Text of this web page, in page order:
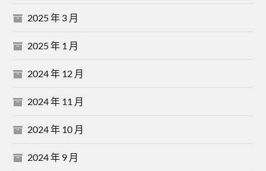
2025 年 3 月
2025 年 1 月
2024 年 12 月
2024 年 11 月
2024 年 10 月
2024 年 9 月